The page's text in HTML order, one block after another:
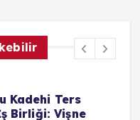
Kadehi Ters
Birliği: Vişne